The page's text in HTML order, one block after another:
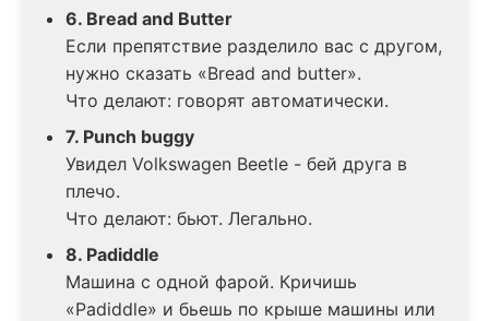
6. Bread and Butter
Если препятствие разделило вас с другом,
нужно сказать «Bread and butter».
Что делают: говорят автоматически.
7. Punch buggy
Увидел Volkswagen Beetle - бей друга в
плечо.
Что делают: бьют. Легально.
8. Padiddle
Машина с одной фарой. Кричишь
«Padiddle» и бьешь по крыше машины или